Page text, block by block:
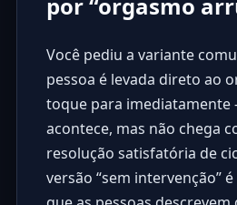
por “orgasmo
Você pediu a variante
pessoa é levada direto ao
toque para imediatamente
acontece, mas não chega
resolução satisfatória de
versão “sem intervenção”